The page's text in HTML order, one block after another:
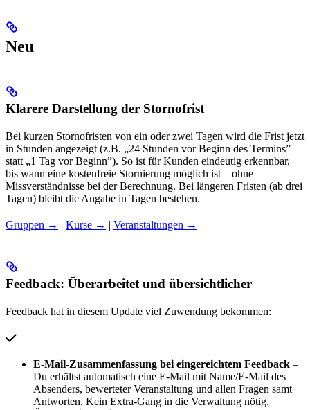
Neu
Klarere Darstellung der Stornofrist
Bei kurzen Stornofristen von ein oder zwei Tagen wird die Frist jetzt
in Stunden angezeigt (z.B. „24 Stunden vor Beginn des Termins”
statt „1 Tag vor Beginn”). So ist für Kunden eindeutig erkennbar,
bis wann eine kostenfreie Stornierung möglich ist – ohne
Missverständnisse bei der Berechnung. Bei längeren Fristen (ab drei
Tagen) bleibt die Angabe in Tagen bestehen.
Gruppen → | Kurse → | Veranstaltungen →
Feedback: Überarbeitet und übersichtlicher
Feedback hat in diesem Update viel Zuwendung bekommen:
E-Mail-Zusammenfassung bei eingereichtem Feedback –
Du erhältst automatisch eine E-Mail mit Name/E-Mail des
Absenders, bewerteter Veranstaltung und allen Fragen samt
Antworten. Kein Extra-Gang in die Verwaltung nötig.